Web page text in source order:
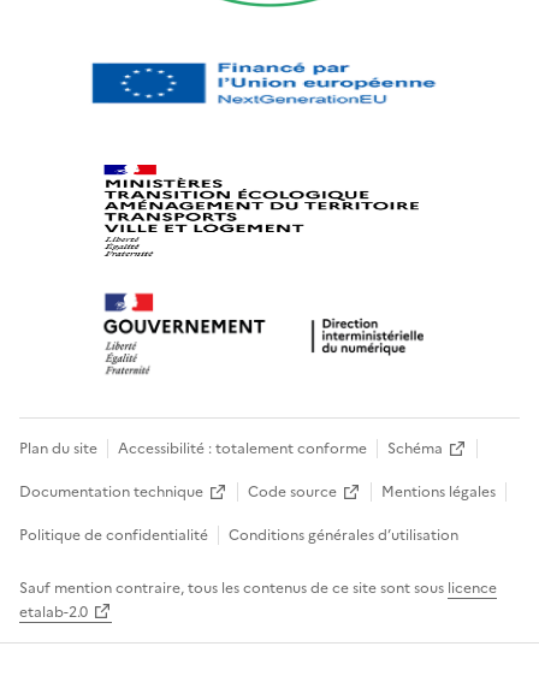
Plan du site Accessibilité : totalement conforme
Schéma
Documentation technique
Code source
Mentions légales
Politique de confidentialité
Conditions générales d’utilisation
Sauf mention contraire, tous les contenus de ce site sont sous licence
etalab-2.0